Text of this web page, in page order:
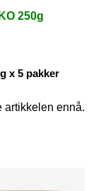
250g
x 5 pakker
artikkelen ennå.